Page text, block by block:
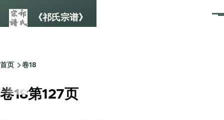
《祁氏宗谱》
菜
面
包
屑
首页 卷18
卷18第127页